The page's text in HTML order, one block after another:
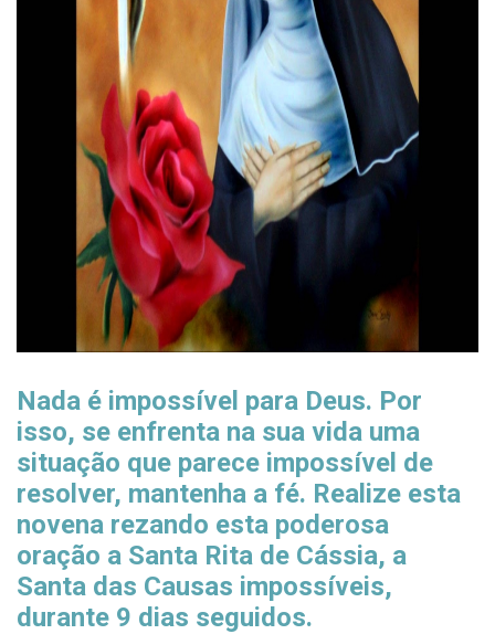
Nada é impossível para Deus. Por
isso, se enfrenta na sua vida uma
situação que parece impossível de
resolver, mantenha a fé. Realize esta
novena rezando esta poderosa
oração a Santa Rita de Cássia, a
Santa das Causas impossíveis,
durante 9 dias seguidos.